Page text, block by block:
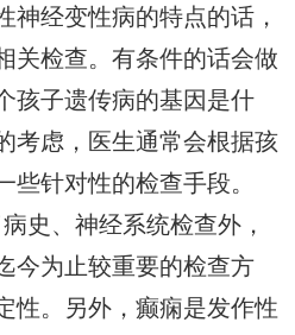
神经变性病的特点的话，
关检查。有条件的话会做
孩子遗传病的基因是什
考虑，医生通常会根据孩
些针对性的检查手段。
史、神经系统检查外，
今为止较重要的检查方
性。另外，癫痫是发作性